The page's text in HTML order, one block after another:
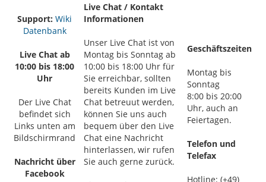
Support: Wiki
Datenbank
Live Chat ab
10:00 bis 18:00
Uhr
Der Live Chat
befindet sich
Links unten am
Bildschirmrand
Nachricht über
Facebook
Live Chat / Kontakt
Informationen
Unser Live Chat ist von
Montag bis Sonntag ab
10:00 bis 18:00 Uhr für
Sie erreichbar, sollten
bereits Kunden im Live
Chat betreuut werden,
können Sie uns auch
bequem über den Live
Chat eine Nachricht
hinterlassen, wir rufen
Sie auch gerne zurück.
Geschäftszeiten
Montag bis
Sonntag
8:00 bis 20:00
Uhr, auch an
Feiertagen.
Telefon und
Telefax
Hotline: (+49)